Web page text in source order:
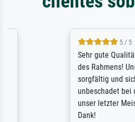
5 / 5
Sehr gute Qualität des
des Rahmens! Unser Bild
sorgfältig und sicher
unbeschadet bei uns
unser letzter Meisterdruck